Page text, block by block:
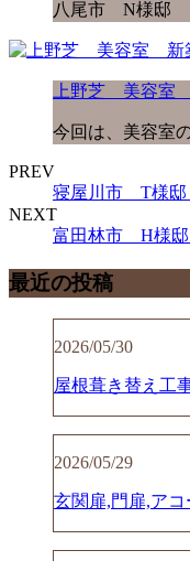
八尾市 N様邸
上野芝 美容室
今回は、美容室
PREV
寝屋川市 T様
NEXT
富田林市 H様
最近の投稿
2026/05/30
屋根葺き替え工
2026/05/29
玄関扉,門扉,ア